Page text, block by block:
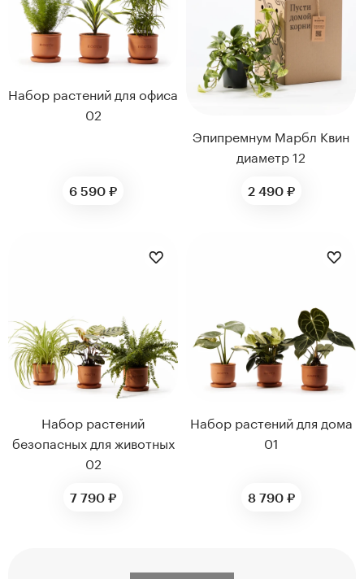
Набор растений для офиса
02
6 590 ₽
Эпипремнум Марбл Квин
диаметр 12
2 490 ₽
Набор растений
безопасных для животных
02
7 790 ₽
Набор растений для дома
01
8 790 ₽